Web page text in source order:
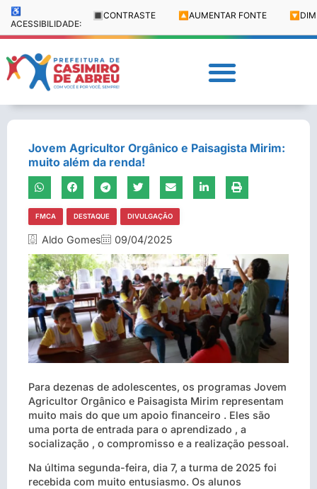
♿
ACESSIBILIDADE:
🔳 CONTRASTE 🔼 AUMENTAR FONTE 🔽
Jovem Agricultor Orgânico e Paisagista Mirim:
muito além da renda!
FMCA DESTAQUE DIVULGAÇÃO
Aldo Gomes 09/04/2025
Para dezenas de adolescentes, os programas Jovem
Agricultor Orgânico e Paisagista Mirim representam
muito mais do que um apoio financeiro . Eles são
uma porta de entrada para o aprendizado , a
socialização , o compromisso e a realização pessoal.
Na última segunda-feira, dia 7, a turma de 2025 foi
recebida com muito entusiasmo. Os alunos